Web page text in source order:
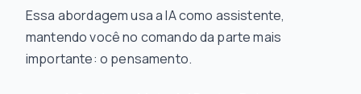
Essa abordagem usa a IA como assistente,
mantendo você no comando da parte mais
importante: o pensamento.